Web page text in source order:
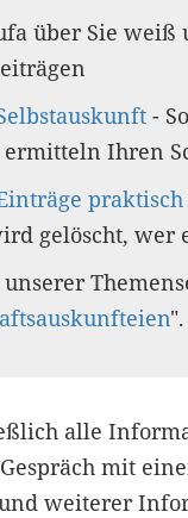
über Sie
-
Ihren
gelöscht, wer
".
alle
mit
weiterer